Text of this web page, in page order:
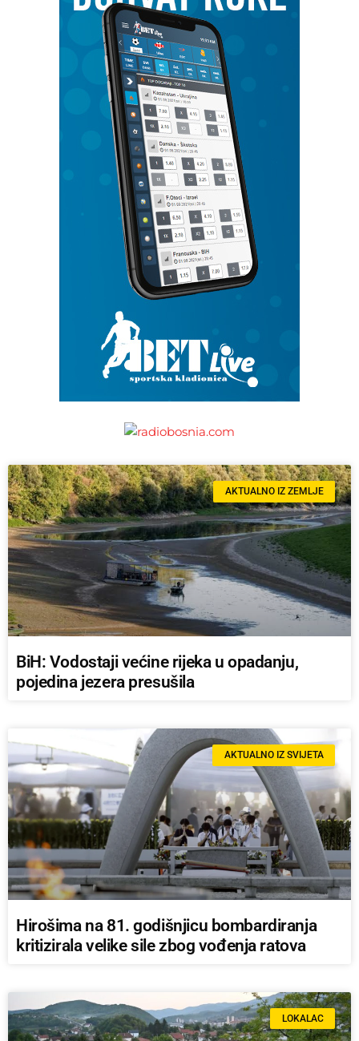
AKTUALNO IZ ZEMLJE
BiH: Vodostaji većine rijeka u opadanju,
pojedina jezera presušila
AKTUALNO IZ SVIJETA
Hirošima na 81. godišnjicu bombardiranja
kritizirala velike sile zbog vođenja ratova
LOKALAC